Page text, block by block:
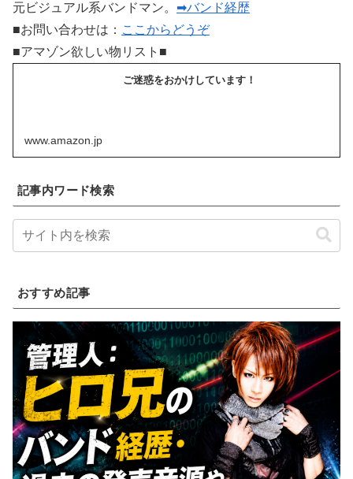
元ビジュアル系バンドマン。 ➡バンド経歴
■お問い合わせは： ここからどうぞ
■アマゾン欲しい物リスト■
ご迷惑をおかけしています！
www.amazon.jp
記事内ワード検索
おすすめ記事